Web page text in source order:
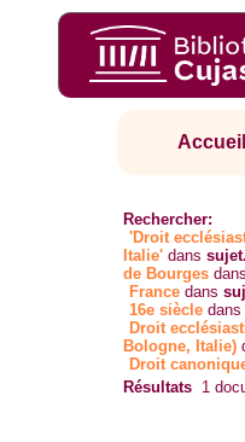
Accueil
Rechercher:
'Droit
Italie' danssujet.
de Bourges
France dans
16e siècle
Droit
Bologne, Italie)
Droit
Résultats 1